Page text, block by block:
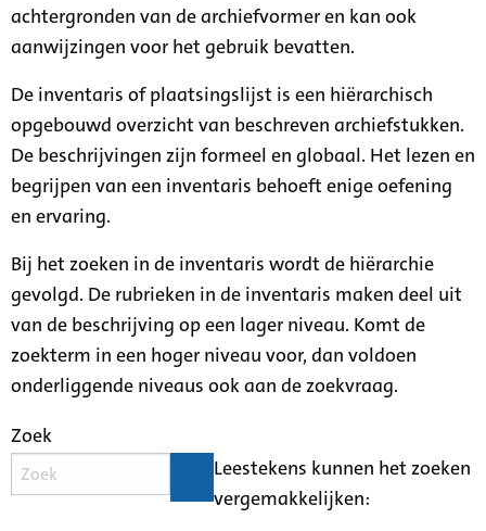
achtergronden van de archiefvormer en kan ook
aanwijzingen voor het gebruik bevatten.
De inventaris of plaatsingslijst is een hiërarchisch
opgebouwd overzicht van beschreven archiefstukken.
De beschrijvingen zijn formeel en globaal. Het lezen en
begrijpen van een inventaris behoeft enige oefening
en ervaring.
Bij het zoeken in de inventaris wordt de hiërarchie
gevolgd. De rubrieken in de inventaris maken deel uit
van de beschrijving op een lager niveau. Komt de
zoekterm in een hoger niveau voor, dan voldoen
onderliggende niveaus ook aan de zoekvraag.
Zoek
Leestekens kunnen het zoeken
vergemakkelijken: